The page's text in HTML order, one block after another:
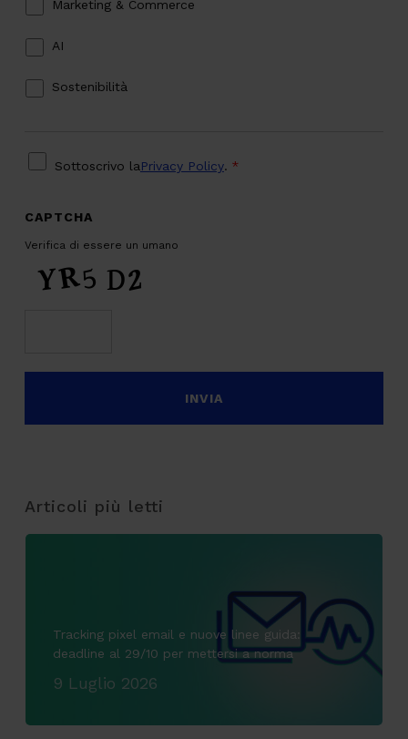
Marketing & Commerce
AI
Sostenibilità
PRIVACY
Sottoscrivo laPrivacy Policy. *
CAPTCHA
Verifica di essere un umano
Articoli più letti
Tracking pixel email e nuove linee guida:
deadline al 29/10 per mettersi a norma
9 Luglio 2026